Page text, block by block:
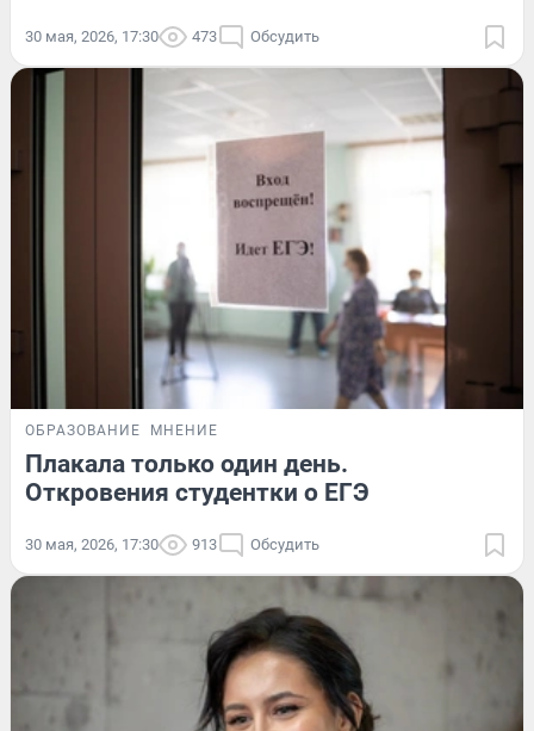
30 мая, 2026, 17:30 473 Обсудить
ОБРАЗОВАНИЕ МНЕНИЕ
Плакала только один день.
Откровения студентки о ЕГЭ
30 мая, 2026, 17:30 913 Обсудить